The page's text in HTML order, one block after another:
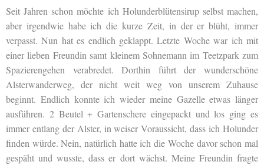
Seit Jahren schon möchte ich Holunderblütensirup selbst machen,
aber irgendwie habe ich die kurze Zeit, in der er blüht, immer
verpasst. Nun hat es endlich geklappt. Letzte Woche war ich mit
einer lieben Freundin samt kleinem Sohnemann im Teetzpark zum
Spazierengehen verabredet. Dorthin führt der wunderschöne
Alsterwanderweg, der nicht weit weg von unserem Zuhause
beginnt. Endlich konnte ich wieder meine Gazelle etwas länger
ausführen. 2 Beutel + Gartenschere eingepackt und los ging es
immer entlang der Alster, in weiser Voraussicht, dass ich Holunder
finden würde. Nein, natürlich hatte ich die Woche davor schon mal
gespäht und wusste, dass er dort wächst. Meine Freundin fragte